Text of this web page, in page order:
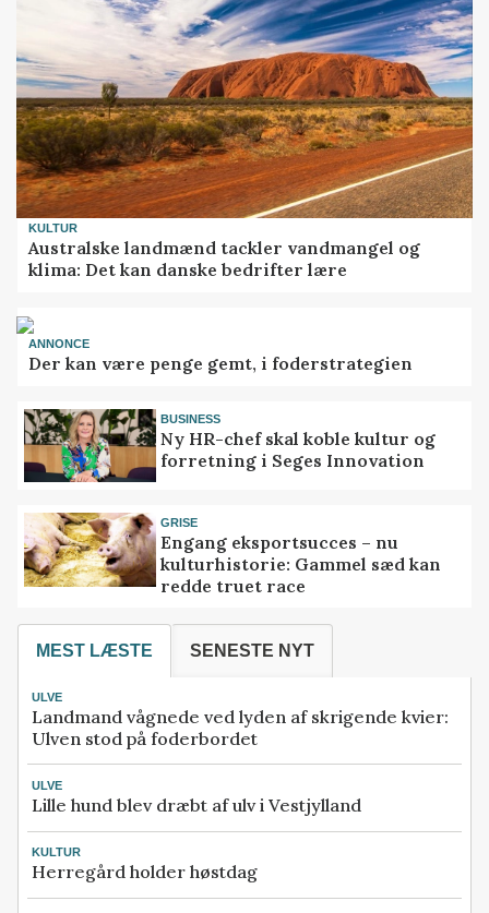
KULTUR
Australske landmænd tackler vandmangel og
klima: Det kan danske bedrifter lære
ANNONCE
Der kan være penge gemt, i foderstrategien
BUSINESS
Ny HR-chef skal koble kultur og
forretning i Seges Innovation
GRISE
Engang eksportsucces – nu
kulturhistorie: Gammel sæd kan
redde truet race
MEST LÆSTE SENESTE NYT
ULVE
Landmand vågnede ved lyden af skrigende kvier:
Ulven stod på foderbordet
ULVE
Lille hund blev dræbt af ulv i Vestjylland
KULTUR
Herregård holder høstdag